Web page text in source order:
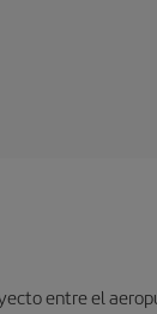
entre el